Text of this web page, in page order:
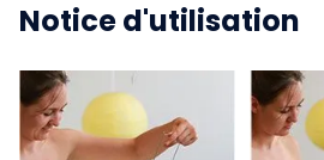
Notice d'utilisation